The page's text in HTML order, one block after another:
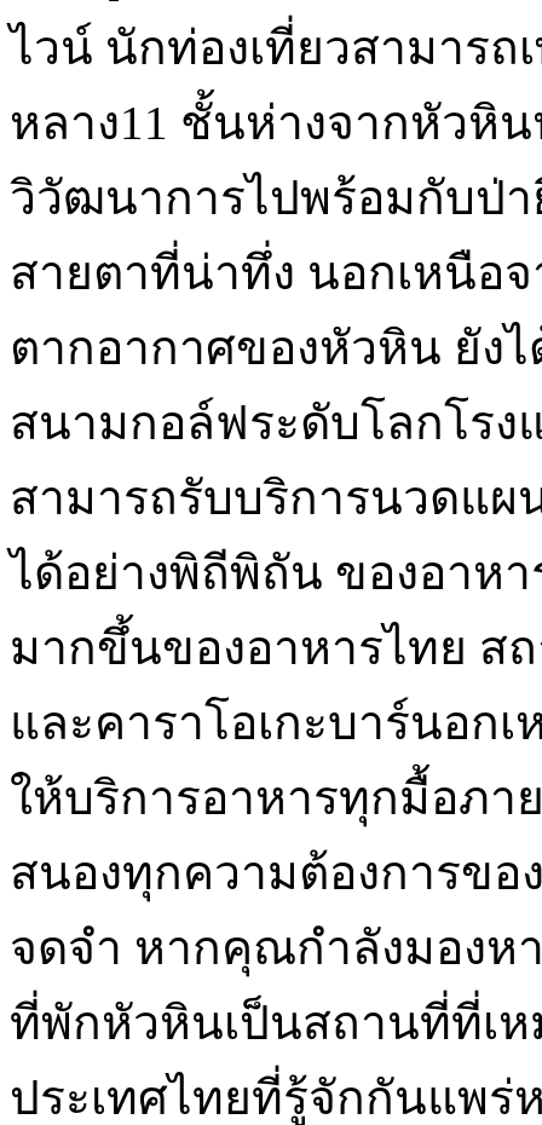
ไวน์ นักท่องเที่ยวสามาร
หลาง11 ชั้นห่างจากหัวหิ
วิวัฒนาการไปพร้อมกับป่
สายตาที่น่าทึ่ง นอกเหนือ
ตากอากาศของหัวหิน ยัง
สนามกอล์ฟระดับโลกโร
สามารถรับบริการนวดแผ
ได้อย่างพิถีพิถัน ของอาห
มากขึ้นของอาหารไทย ส
และคาราโอเกะบาร์นอก
ให้บริการอาหารทุกมื้อภ
สนองทุกความต้องการข
จดจำ หากคุณกำลังมองห
ที่พักหัวหินเป็นสถานที่ที่เ
ประเทศไทยที่รู้จักกันแพ